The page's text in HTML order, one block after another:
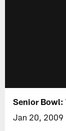
Senior Bowl:
Jan 20, 2009